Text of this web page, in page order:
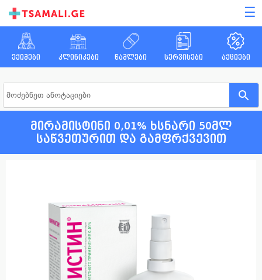
☰
ექიმები კლინიკები წამლები სერვისები აქციები
მირამისტინი 0,01% ხსნარი 50მლ
საწვეთურით და გამფრქვევით